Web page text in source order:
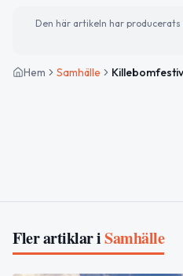
Den här artikeln har
Hem Samhälle
Fler artiklar iSamhälle